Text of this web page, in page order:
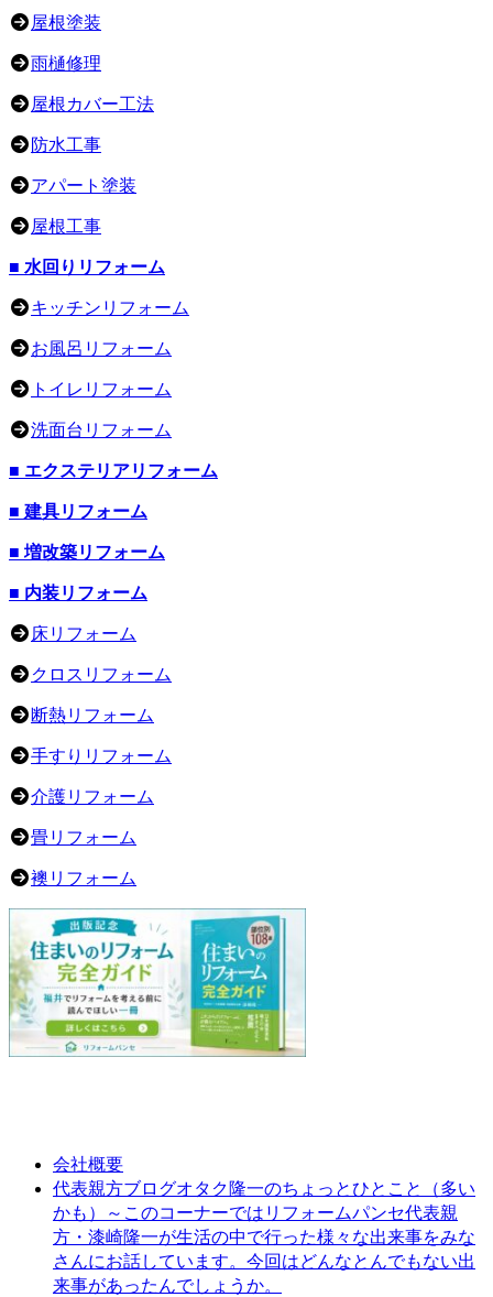
屋根塗装
雨樋修理
屋根カバー工法
防水工事
アパート塗装
屋根工事
■ 水回りリフォーム
キッチンリフォーム
お風呂リフォーム
トイレリフォーム
洗面台リフォーム
■ エクステリアリフォーム
■ 建具リフォーム
■ 増改築リフォーム
■ 内装リフォーム
床リフォーム
クロスリフォーム
断熱リフォーム
手すりリフォーム
介護リフォーム
畳リフォーム
襖リフォーム
会社概要
代表親方ブログオタク隆一のちょっとひとこと（多い
かも）～このコーナーではリフォームパンセ代表親
方・漆崎隆一が生活の中で行った様々な出来事をみな
さんにお話しています。今回はどんなとんでもない出
来事があったんでしょうか。